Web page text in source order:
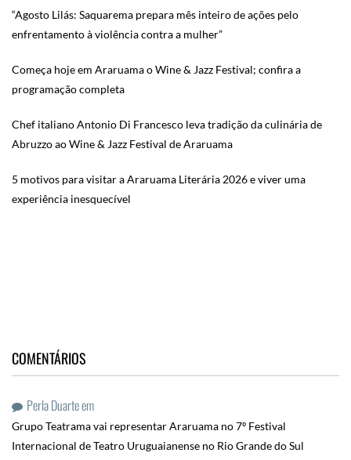
“Agosto Lilás: Saquarema prepara mês inteiro de ações pelo
enfrentamento à violência contra a mulher”
Começa hoje em Araruama o Wine & Jazz Festival; confira a
programação completa
Chef italiano Antonio Di Francesco leva tradição da culinária de
Abruzzo ao Wine & Jazz Festival de Araruama
5 motivos para visitar a Araruama Literária 2026 e viver uma
experiência inesquecível
COMENTÁRIOS
Perla Duarteem
Grupo Teatrama vai representar Araruama no 7º Festival
Internacional de Teatro Uruguaianense no Rio Grande do Sul